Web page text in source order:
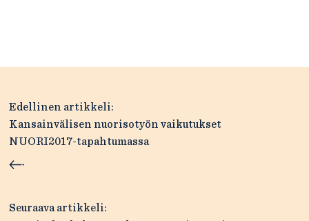
Artikkelien
selaus
Edellinen artikkeli:
Kansainvälisen nuorisotyön vaikutukset
NUORI2017-tapahtumassa
Seuraava artikkeli: